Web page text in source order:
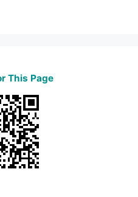
This Page